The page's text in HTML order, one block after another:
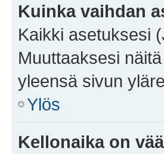
Kuinka vaihdan
Kaikki asetuksesi
Muuttaaksesi
yleensä sivun
Ylös
Kellonaika on